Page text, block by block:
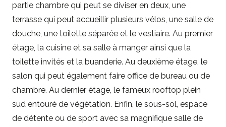
partie chambre qui peut se diviser en deux, une
terrasse qui peut accueillir plusieurs vélos, une salle de
douche, une toilette séparée et le vestiaire. Au premier
étage, la cuisine et sa salle à manger ainsi que la
toilette invités et la buanderie. Au deuxième étage, le
salon qui peut également faire office de bureau ou de
chambre. Au dernier étage, le fameux rooftop plein
sud entouré de végétation. Enfin, le sous-sol, espace
de détente ou de sport avec sa magnifique salle de